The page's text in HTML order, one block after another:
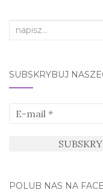
Search
SUBSKRYBUJ
POLUB NAS NA